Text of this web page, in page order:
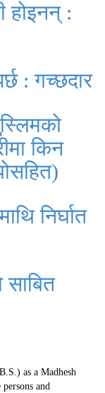
होइनन् :
: गच्छदार
किन
निर्घात
साबित
as a Madhesh
persons and